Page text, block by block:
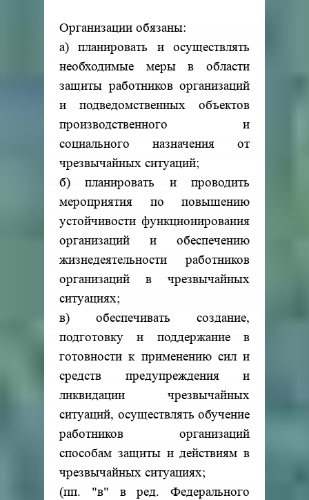
Организации обязаны:
а) планировать и осуществлять
необходимые меры в области
защиты работников организаций
и подведомственных объектов
производственного и
социального назначения от
чрезвычайных ситуаций;
б) планировать и проводить
мероприятия по повышению
устойчивости функционирования
организаций и обеспечению
жизнедеятельности работников
организаций в чрезвычайных
ситуациях;
в) обеспечивать создание,
подготовку и поддержание в
готовности к применению сил и
средств предупреждения и
ликвидации чрезвычайных
ситуаций, осуществлять обучение
работников организаций
способам защиты и действиям в
чрезвычайных ситуациях;
(пп. "в" в ред. Федерального